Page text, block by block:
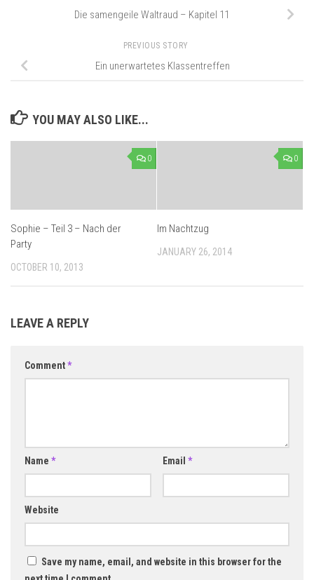
Die samengeile Waltraud – Kapitel 11
PREVIOUS STORY
Ein unerwartetes Klassentreffen
YOU MAY ALSO LIKE...
0
Sophie – Teil 3 – Nach der
Party
OCTOBER 10, 2013
0
Im Nachtzug
JANUARY 26, 2014
LEAVE A REPLY
Comment*
Name * Email *
Website
Save my name, email, and website in this browser for the